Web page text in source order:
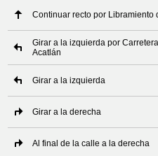
Continuar recto por Libramiento
Girar a la izquierda por
Acatlán
Girar a la izquierda
Girar a la derecha
Al final de la calle a la derecha